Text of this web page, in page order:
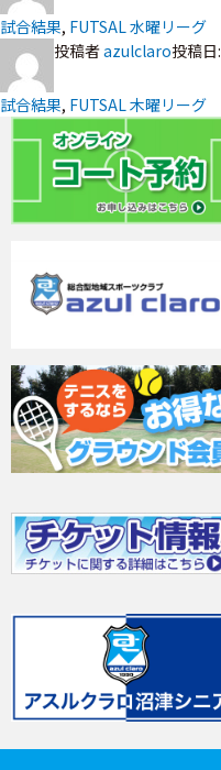
試合結果, FUTSAL 水曜リーグ
投稿者azulclaro投稿日:
試合結果, FUTSAL 木曜リーグ